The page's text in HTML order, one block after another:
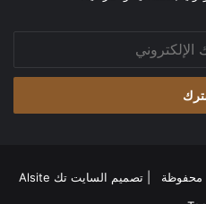
السايت تك Alsite